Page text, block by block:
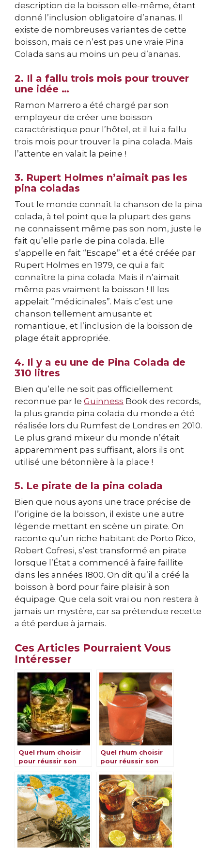
description de la boisson elle-même, étant
donné l’inclusion obligatoire d’ananas. Il
existe de nombreuses variantes de cette
boisson, mais ce n’est pas une vraie Pina
Colada sans au moins un peu d’ananas.
2. Il a fallu trois mois pour trouver
une idée …
Ramon Marrero a été chargé par son
employeur de créer une boisson
caractéristique pour l’hôtel, et il lui a fallu
trois mois pour trouver la pina colada. Mais
l’attente en valait la peine !
3. Rupert Holmes n’aimait pas les
pina coladas
Tout le monde connaît la chanson de la pina
colada, à tel point que la plupart des gens
ne connaissent même pas son nom, juste le
fait qu’elle parle de pina colada. Elle
s’appelle en fait “Escape” et a été créée par
Rupert Holmes en 1979, ce qui a fait
connaître la pina colada. Mais il n’aimait
même pas vraiment la boisson ! Il les
appelait “médicinales”. Mais c’est une
chanson tellement amusante et
romantique, et l’inclusion de la boisson de
plage était appropriée.
4. Il y a eu une de Pina Colada de
310 litres
Bien qu’elle ne soit pas officiellement
reconnue par le Guinness Book des records,
la plus grande pina colada du monde a été
réalisée lors du Rumfest de Londres en 2010.
Le plus grand mixeur du monde n’était
apparemment pas suffisant, alors ils ont
utilisé une bétonnière à la place !
5. Le pirate de la pina colada
Bien que nous ayons une trace précise de
l’origine de la boisson, il existe une autre
légende mettant en scène un pirate. On
raconte qu’un riche habitant de Porto Rico,
Robert Cofresi, s’est transformé en pirate
lorsque l’État a commencé à faire faillite
dans les années 1800. On dit qu’il a créé la
boisson à bord pour faire plaisir à son
équipage. Que cela soit vrai ou non restera à
jamais un mystère, car sa prétendue recette
a été perdue à jamais.
Ces Articles Pourraient Vous
Intéresser
Quel rhum choisir
pour réussir son
Quel rhum choisir
pour réussir son